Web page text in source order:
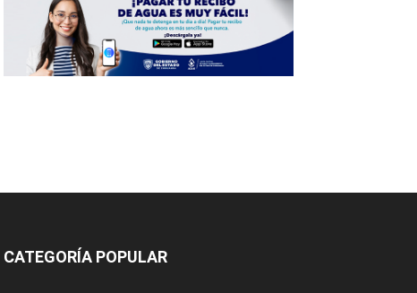
CATEGORÍA POPULAR